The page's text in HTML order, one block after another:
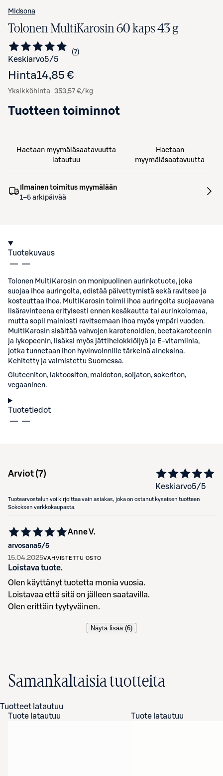
Midsona
Tolonen MultiKarosin 60 kaps 43 g
Keskiarvo5/5 Siirry arvioihin
7
kappaletta
Hinta14,85 €
Yksikköhinta 353,57 €/kg
Tuotteen toiminnot
Haetaan myymäläsaatavuutta
latautuu
Haetaan
myymäläsaatavuutta
Ilmainen toimitus myymälään
1–5 arkipäivää
Tuotekuvaus
Tolonen MultiKarosin on monipuolinen aurinkotuote, joka
suojaa ihoa auringolta, edistää päivettymistä sekä ravitsee ja
kosteuttaa ihoa. MultiKarosin toimii ihoa auringolta suojaavana
lisäravinteena erityisesti ennen kesäkautta tai aurinkolomaa,
mutta sopii mainiosti ravitsemaan ihoa myös ympäri vuoden.
MultiKarosin sisältää vahvojen karotenoidien, beetakaroteenin
ja lykopeenin, lisäksi myös jättihelokkiöljyä ja E-vitamiinia,
jotka tunnetaan ihon hyvinvoinnille tärkeinä aineksina.
Kehitetty ja valmistettu Suomessa.
Gluteeniton, laktoositon, maidoton, soijaton, sokeriton,
vegaaninen.
Tuotetiedot
Arviot (7)
Keskiarvo5/5
Tuotearvostelun voi kirjoittaa vain asiakas, joka on ostanut kyseisen tuotteen
Sokoksen verkkokaupasta.
arvosana5/5
Anne V.
15.04.2025VAHVISTETTU OSTO
Loistava tuote.
Olen käyttänyt tuotetta monia vuosia.
Loistavaa että sitä on jälleen saatavilla.
Näytä lisää (6)
Samankaltaisia tuotteita
Tuotteet latautuu
Tuote latautuu
Tuote latautuu